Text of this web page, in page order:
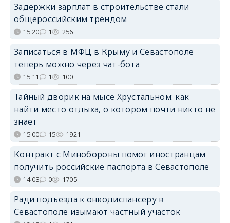
Задержки зарплат в строительстве стали
общероссийским трендом
15:20 1 256
Записаться в МФЦ в Крыму и Севастополе
теперь можно через чат-бота
15:11 1 100
Тайный дворик на мысе Хрустальном: как
найти место отдыха, о котором почти никто не
знает
15:00 15 1921
Контракт с Минобороны помог иностранцам
получить российские паспорта в Севастополе
14:03 0 1705
Ради подъезда к онкодиспансеру в
Севастополе изымают частный участок